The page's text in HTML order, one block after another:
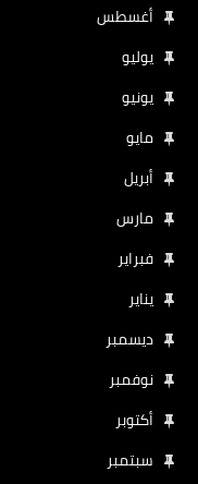
أغسطس
يوليو
يونيو
مايو
أبريل
مارس
فبراير
يناير
ديسمبر
نوفمبر
أكتوبر
سبتمبر